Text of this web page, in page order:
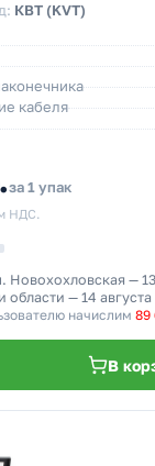
КВТ (KVT)
кабеля
за 1 упак
НДС.
Новохохловская —
области — 14 августа
начислим 89
В